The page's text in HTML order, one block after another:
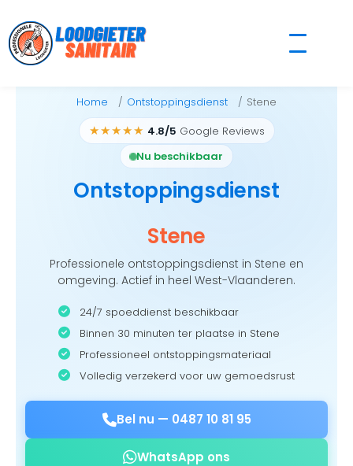
to
content
Home Ontstoppingsdienst Stene
★★★★★ 4.8/5 Google Reviews
Nu beschikbaar
Ontstoppingsdienst
Stene
Professionele ontstoppingsdienst in Stene en
omgeving. Actief in heel West-Vlaanderen.
24/7 spoeddienst beschikbaar
Binnen 30 minuten ter plaatse in Stene
Professioneel ontstoppingsmateriaal
Volledig verzekerd voor uw gemoedsrust
Bel nu — 0487 10 81 95
WhatsApp ons